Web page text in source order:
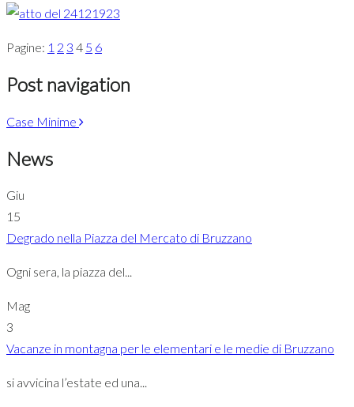
Pagine: 1 2 3 4 5 6
Post navigation
Case Minime
News
Giu
15
Degrado nella Piazza del Mercato di Bruzzano
Ogni sera, la piazza del...
Mag
3
Vacanze in montagna per le elementari e le medie di Bruzzano
si avvicina l’estate ed una...